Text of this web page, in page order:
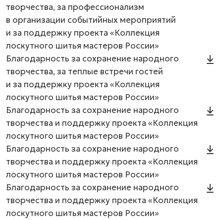
творчества, за профессионализм
в организации событийных мероприятий
и за поддержку проекта «Коллекция
лоскутного шитья мастеров России»
Благодарность за сохранение народного
творчества, за теплые встречи гостей
и за поддержку проекта «Коллекция
лоскутного шитья мастеров России»
Благодарность за сохранение народного
творчества и поддержку проекта «Коллекция
лоскутного шитья мастеров России»
Благодарность за сохранение народного
творчества и поддержку проекта «Коллекция
лоскутного шитья мастеров России»
Благодарность за сохранение народного
творчества и поддержку проекта «Коллекция
лоскутного шитья мастеров России»